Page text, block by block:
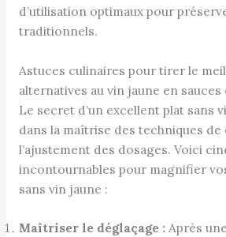
d’utilisation optimaux pour
traditionnels.
Astuces culinaires pour tirer le
alternatives au vin jaune en sauces
Le secret d’un excellent plat sans
dans la maîtrise des techniques
l’ajustement des dosages. Voici
incontournables pour magnifier
sans vin jaune :
Maîtriser le déglaçage : Après